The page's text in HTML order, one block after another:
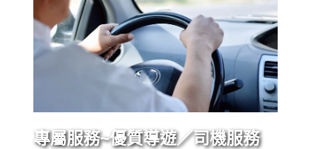
專屬服務~優質導遊／司機服務